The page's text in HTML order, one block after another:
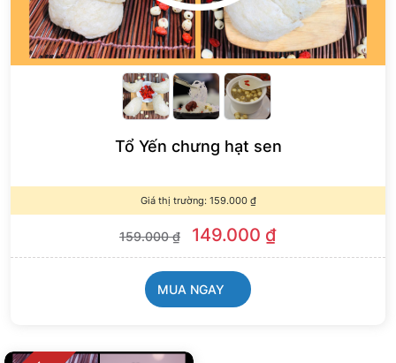
Tổ Yến chưng hạt sen
Giá thị trường: 159.000 ₫
159.000₫ 149.000 ₫
MUA NGAY